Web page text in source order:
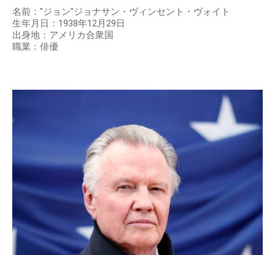
名前："ジョン"ジョナサン・ヴィンセント・ヴォイト
生年月日：1938年12月29日
出身地：アメリカ合衆国
職業：俳優